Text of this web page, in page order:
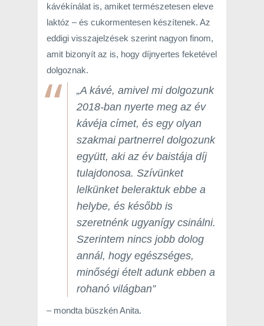
kávékínálat is, amiket természetesen eleve
laktóz – és cukormentesen készítenek. Az
eddigi visszajelzések szerint nagyon finom,
amit bizonyít az is, hogy díjnyertes feketével
dolgoznak.
„A kávé, amivel mi dolgozunk
2018-ban nyerte meg az év
kávéja címet, és egy olyan
szakmai partnerrel dolgozunk
együtt, aki az év baistája díj
tulajdonosa. Szívünket
lelkünket beleraktuk ebbe a
helybe, és később is
szeretnénk ugyanígy csinálni.
Szerintem nincs jobb dolog
annál, hogy egészséges,
minőségi ételt adunk ebben a
rohanó világban”
– mondta büszkén Anita.